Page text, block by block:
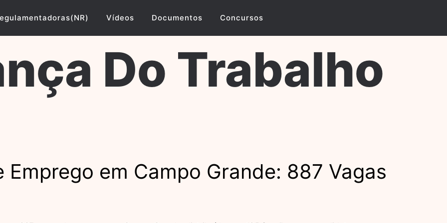
Vídeos Documentos Concursos
Do Trabalho
em Campo Grande: 887 Vagas